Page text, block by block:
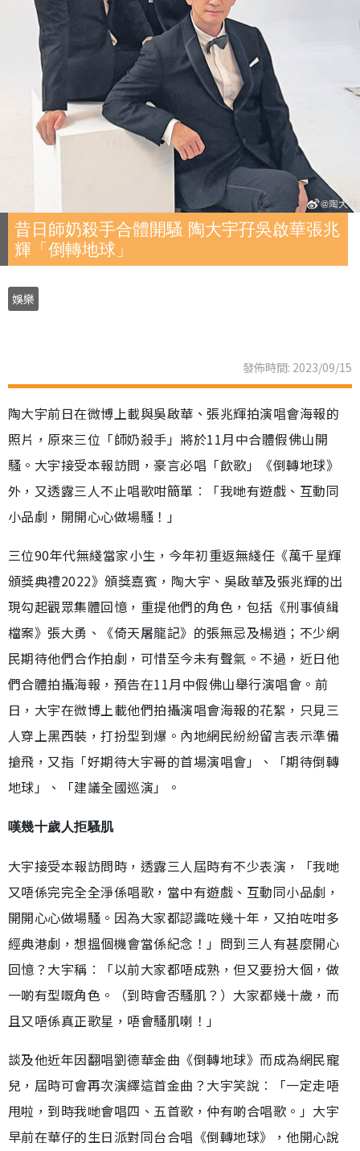
昔日師奶殺手合體開騷 陶大宇孖吳啟華張兆
輝「倒轉地球」
娛樂
發佈時間: 2023/09/15
陶大宇前日在微博上載與吳啟華、張兆輝拍演唱會海報的
照片，原來三位「師奶殺手」將於11月中合體假佛山開
騷。大宇接受本報訪問，豪言必唱「飲歌」《倒轉地球》
外，又透露三人不止唱歌咁簡單︰「我哋有遊戲、互動同
小品劇，開開心心做場騷！」
三位90年代無綫當家小生，今年初重返無綫任《萬千星輝
頒獎典禮2022》頒獎嘉賓，陶大宇、吳啟華及張兆輝的出
現勾起觀眾集體回憶，重提他們的角色，包括《刑事偵緝
檔案》張大勇、《倚天屠龍記》的張無忌及楊逍；不少網
民期待他們合作拍劇，可惜至今未有聲氣。不過，近日他
們合體拍攝海報，預告在11月中假佛山舉行演唱會。前
日，大宇在微博上載他們拍攝演唱會海報的花絮，只見三
人穿上黑西裝，打扮型到爆。內地網民紛紛留言表示準備
搶飛，又指「好期待大宇哥的首場演唱會」、「期待倒轉
地球」、「建議全國巡演」。
嘆幾十歲人拒騷肌
大宇接受本報訪問時，透露三人屆時有不少表演，「我哋
又唔係完完全全淨係唱歌，當中有遊戲、互動同小品劇，
開開心心做場騷。因為大家都認識咗幾十年，又拍咗咁多
經典港劇，想搵個機會當係紀念！」問到三人有甚麼開心
回憶？大宇稱︰「以前大家都唔成熟，但又要扮大個，做
一啲有型嘅角色。（到時會否騷肌？）大家都幾十歲，而
且又唔係真正歌星，唔會騷肌喇！」
談及他近年因翻唱劉德華金曲《倒轉地球》而成為網民寵
兒，屆時可會再次演繹這首金曲？大宇笑說︰「一定走唔
甩啦，到時我哋會唱四、五首歌，仲有啲合唱歌。」大宇
早前在華仔的生日派對同台合唱《倒轉地球》，他開心說